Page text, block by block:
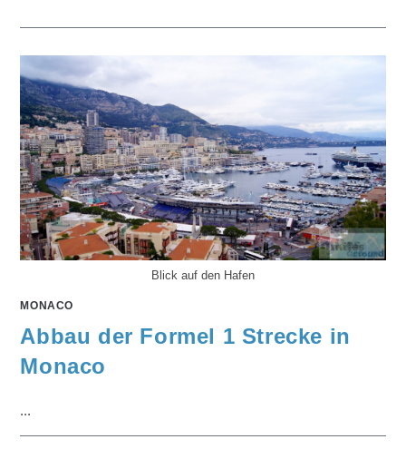
Blick auf den Hafen
MONACO
Abbau der Formel 1 Strecke in
Monaco
...